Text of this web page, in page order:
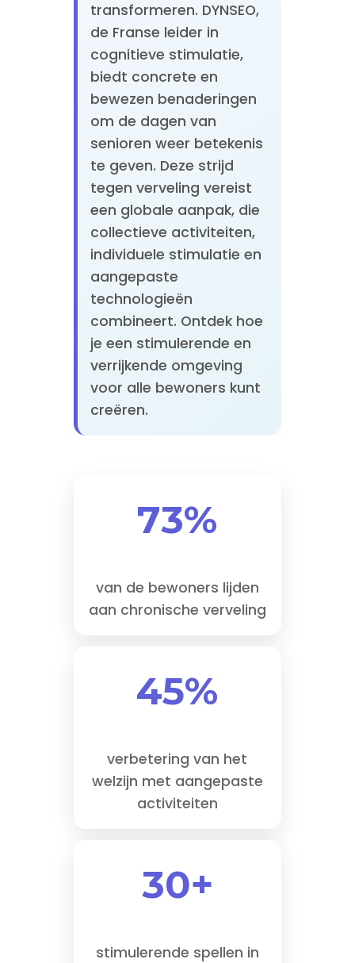
transformeren. DYNSEO,
de Franse leider in
cognitieve stimulatie,
biedt concrete en
bewezen benaderingen
om de dagen van
senioren weer betekenis
te geven. Deze strijd
tegen verveling vereist
een globale aanpak, die
collectieve activiteiten,
individuele stimulatie en
aangepaste
technologieën
combineert. Ontdek hoe
je een stimulerende en
verrijkende omgeving
voor alle bewoners kunt
creëren.
73%
van de bewoners lijden
aan chronische verveling
45%
verbetering van het
welzijn met aangepaste
activiteiten
30+
stimulerende spellen in